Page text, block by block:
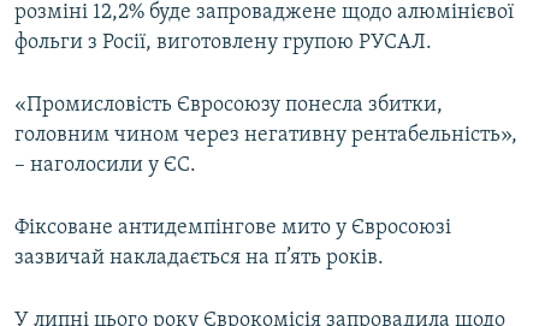
розміні 12,2% буде запроваджене щодо алюмінієвої
фольги з Росії, виготовлену групою РУСАЛ.
«Промисловість Євросоюзу понесла збитки,
головним чином через негативну рентабельність»,
– наголосили у ЄС.
Фіксоване антидемпінгове мито у Євросоюзі
зазвичай накладається на п’ять років.
У липні цього року Єврокомісія запровадила щодо